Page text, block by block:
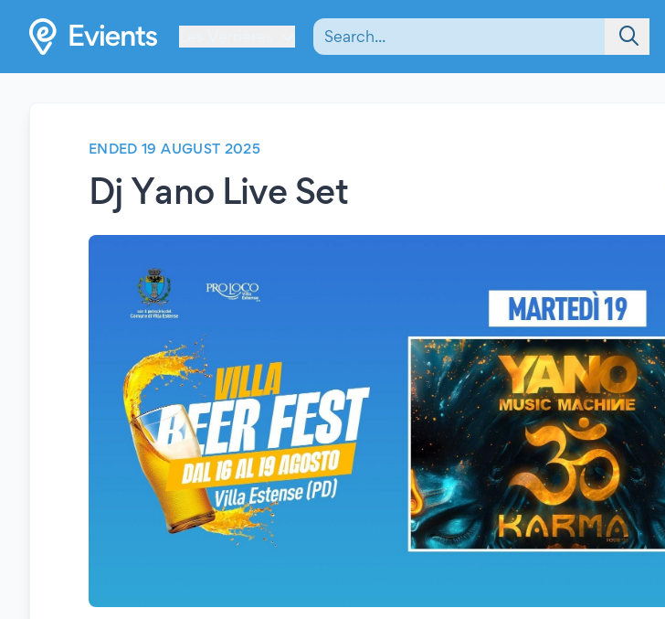
ENDED 19 AUGUST 2025
Dj Yano Live Set